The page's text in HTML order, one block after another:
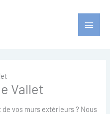
Menu
Vallet
vos murs extérieurs ? Nous